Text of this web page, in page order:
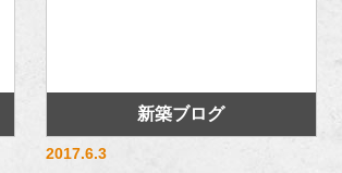
新築ブログ
2017.6.3